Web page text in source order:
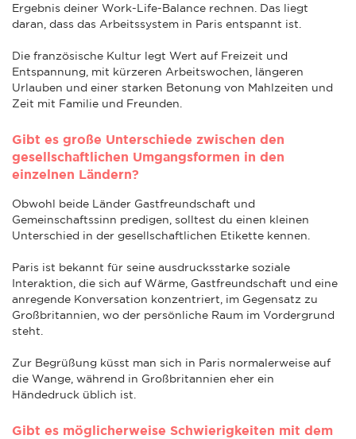
Ergebnis deiner Work-Life-Balance rechnen. Das liegt
daran, dass das Arbeitssystem in Paris entspannt ist.
Die französische Kultur legt Wert auf Freizeit und
Entspannung, mit kürzeren Arbeitswochen, längeren
Urlauben und einer starken Betonung von Mahlzeiten und
Zeit mit Familie und Freunden.
Gibt es große Unterschiede zwischen den
gesellschaftlichen Umgangsformen in den
einzelnen Ländern?
Obwohl beide Länder Gastfreundschaft und
Gemeinschaftssinn predigen, solltest du einen kleinen
Unterschied in der gesellschaftlichen Etikette kennen.
Paris ist bekannt für seine ausdrucksstarke soziale
Interaktion, die sich auf Wärme, Gastfreundschaft und eine
anregende Konversation konzentriert, im Gegensatz zu
Großbritannien, wo der persönliche Raum im Vordergrund
steht.
Zur Begrüßung küsst man sich in Paris normalerweise auf
die Wange, während in Großbritannien eher ein
Händedruck üblich ist.
Gibt es möglicherweise Schwierigkeiten mit dem